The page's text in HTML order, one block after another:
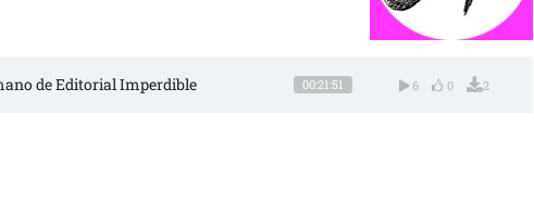
de Editorial Imperdible 00:21:51 6 0 2